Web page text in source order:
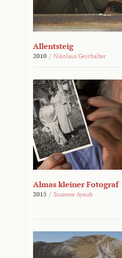
Allentsteig
2010 / Nikolaus Geyrhalter
Almas kleiner Fotograf
2015 / Susanne Ayoub